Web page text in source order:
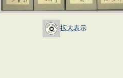
拡大表示